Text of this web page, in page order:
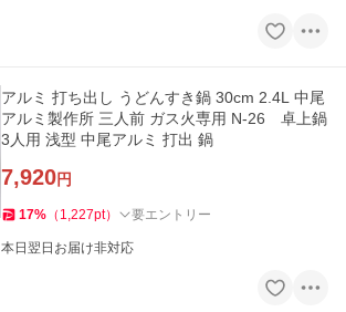
アルミ 打ち出し うどんすき鍋 30cm 2.4L 中尾
アルミ製作所 三人前 ガス火専用 N-26 卓上鍋
3人用 浅型 中尾アルミ 打出 鍋
7,920円
17% （ 1,227pt） 要エントリー
本日翌日お届け非対応